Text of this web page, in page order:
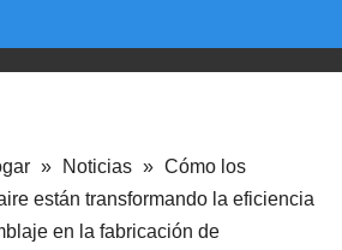
» Noticias » Cómo los
están transformando la eficiencia
en la fabricación de